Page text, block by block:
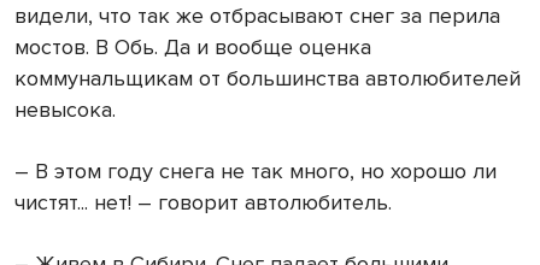
видели, что так же отбрасывают снег за перила
мостов. В Обь. Да и вообще оценка
коммунальщикам от большинства автолюбителей
невысока.
– В этом году снега не так много, но хорошо ли
чистят... нет! – говорит автолюбитель.